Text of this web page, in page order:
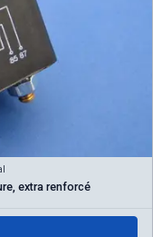
extra renforcé